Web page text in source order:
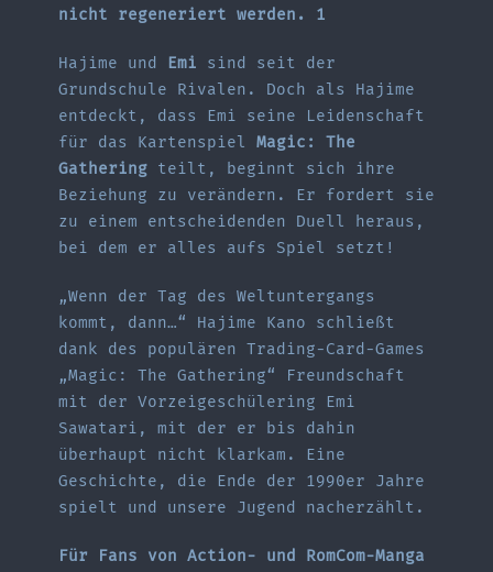
nicht regeneriert werden. 1
Hajime und Emi sind seit der
Grundschule Rivalen. Doch als Hajime
entdeckt, dass Emi seine Leidenschaft
für das Kartenspiel Magic: The
Gatheringteilt, beginnt sich ihre
Beziehung zu verändern. Er fordert sie
zu einem entscheidenden Duell heraus,
bei dem er alles aufs Spiel setzt!
„Wenn der Tag des Weltuntergangs
kommt, dann…“ Hajime Kano schließt
dank des populären Trading-Card-Games
„Magic: The Gathering“ Freundschaft
mit der Vorzeigeschülering Emi
Sawatari, mit der er bis dahin
überhaupt nicht klarkam. Eine
Geschichte, die Ende der 1990er Jahre
spielt und unsere Jugend nacherzählt.
Für Fans von Action- und RomCom-Manga